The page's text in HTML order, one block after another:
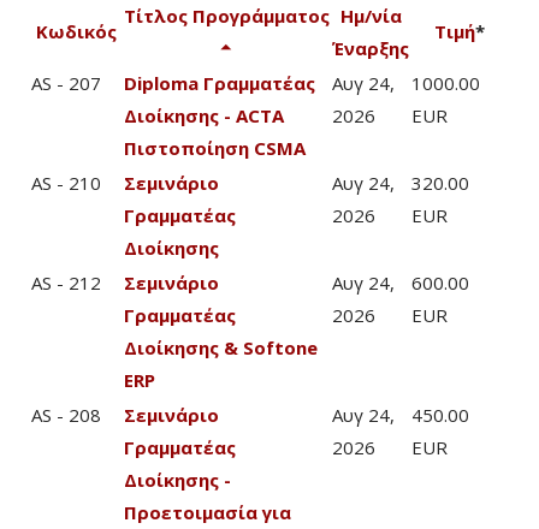
Κωδικός
Τίτλος Προγράμματος Ημ/νία
Έναρξης
Τιμή*
AS - 207
Diploma Γραμματέας
Διοίκησης - ACTA
Πιστοποίηση CSMA
Αυγ 24,
2026
1000.00
EUR
AS - 210
Σεμινάριο
Γραμματέας
Διοίκησης
Αυγ 24,
2026
320.00
EUR
AS - 212
Σεμινάριο
Γραμματέας
Διοίκησης & Softone
ERP
Αυγ 24,
2026
600.00
EUR
AS - 208
Σεμινάριο
Γραμματέας
Διοίκησης -
Προετοιμασία για
Αυγ 24,
2026
450.00
EUR